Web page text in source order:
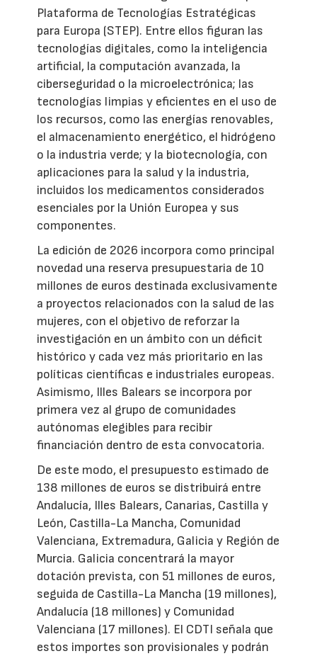
Plataforma de Tecnologías Estratégicas
para Europa (STEP). Entre ellos figuran las
tecnologías digitales, como la inteligencia
artificial, la computación avanzada, la
ciberseguridad o la microelectrónica; las
tecnologías limpias y eficientes en el uso de
los recursos, como las energías renovables,
el almacenamiento energético, el hidrógeno
o la industria verde; y la biotecnología, con
aplicaciones para la salud y la industria,
incluidos los medicamentos considerados
esenciales por la Unión Europea y sus
componentes.
La edición de 2026 incorpora como principal
novedad una reserva presupuestaria de 10
millones de euros destinada exclusivamente
a proyectos relacionados con la salud de las
mujeres, con el objetivo de reforzar la
investigación en un ámbito con un déficit
histórico y cada vez más prioritario en las
políticas científicas e industriales europeas.
Asimismo, Illes Balears se incorpora por
primera vez al grupo de comunidades
autónomas elegibles para recibir
financiación dentro de esta convocatoria.
De este modo, el presupuesto estimado de
138 millones de euros se distribuirá entre
Andalucía, Illes Balears, Canarias, Castilla y
León, Castilla-La Mancha, Comunidad
Valenciana, Extremadura, Galicia y Región de
Murcia. Galicia concentrará la mayor
dotación prevista, con 51 millones de euros,
seguida de Castilla-La Mancha (19 millones),
Andalucía (18 millones) y Comunidad
Valenciana (17 millones). El CDTI señala que
estos importes son provisionales y podrán